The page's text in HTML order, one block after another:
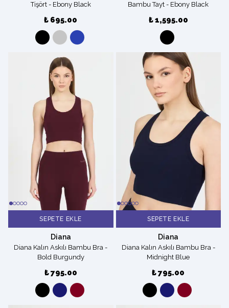
Tişört - Ebony Black
₺ 695.00
Bambu Tayt - Ebony Black
₺ 1,595.00
SEPETE EKLE
Diana
Diana Kalın Askılı Bambu Bra -
Bold Burgundy
₺ 795.00
SEPETE EKLE
Diana
Diana Kalın Askılı Bambu Bra -
Midnight Blue
₺ 795.00